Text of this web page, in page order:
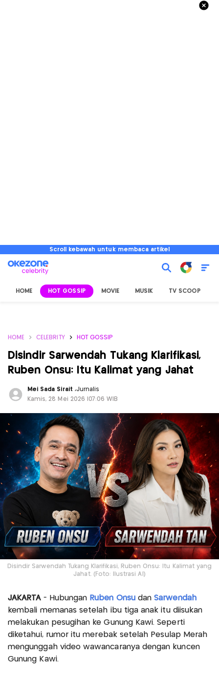
Scroll kebawah untuk membaca artikel
HOME HOT GOSSIP MOVIE MUSIK TV SCOOP
HOME CELEBRITY HOT GOSSIP
Disindir Sarwendah Tukang Klarifikasi,
Ruben Onsu: Itu Kalimat yang Jahat
Mei Sada Sirait ,Jurnalis
Kamis, 28 Mei 2026 |07:06 WIB
Disindir Sarwendah Tukang Klarifikasi, Ruben Onsu: Itu Kalimat yang
Jahat. (Foto: Ilustrasi AI)
JAKARTA- Hubungan Ruben Onsu danSarwendah
kembali memanas setelah ibu tiga anak itu diisukan
melakukan pesugihan ke Gunung Kawi. Seperti
diketahui, rumor itu merebak setelah Pesulap Merah
mengunggah video wawancaranya dengan kuncen
Gunung Kawi.